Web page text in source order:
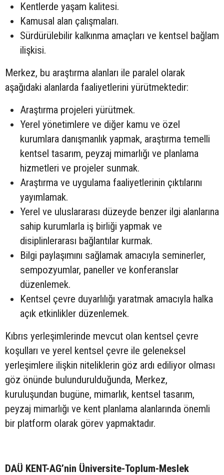
Kentlerde yaşam kalitesi.
Kamusal alan çalışmaları.
Sürdürülebilir kalkınma amaçları ve kentsel bağlam
ilişkisi.
Merkez, bu araştırma alanları ile paralel olarak
aşağıdaki alanlarda faaliyetlerini yürütmektedir:
Araştırma projeleri yürütmek.
Yerel yönetimlere ve diğer kamu ve özel
kurumlara danışmanlık yapmak, araştırma temelli
kentsel tasarım, peyzaj mimarlığı ve planlama
hizmetleri ve projeler sunmak.
Araştırma ve uygulama faaliyetlerinin çıktılarını
yayımlamak.
Yerel ve uluslararası düzeyde benzer ilgi alanlarına
sahip kurumlarla iş birliği yapmak ve
disiplinlerarası bağlantılar kurmak.
Bilgi paylaşımını sağlamak amacıyla seminerler,
sempozyumlar, paneller ve konferanslar
düzenlemek.
Kentsel çevre duyarlılığı yaratmak amacıyla halka
açık etkinlikler düzenlemek.
Kıbrıs yerleşimlerinde mevcut olan kentsel çevre
koşulları ve yerel kentsel çevre ile geleneksel
yerleşimlere ilişkin niteliklerin göz ardı ediliyor olması
göz önünde bulundurulduğunda, Merkez,
kuruluşundan bugüne, mimarlık, kentsel tasarım,
peyzaj mimarlığı ve kent planlama alanlarında önemli
bir platform olarak görev yapmaktadır.
DAÜ KENT-AG’nin Üniversite-Toplum-Meslek